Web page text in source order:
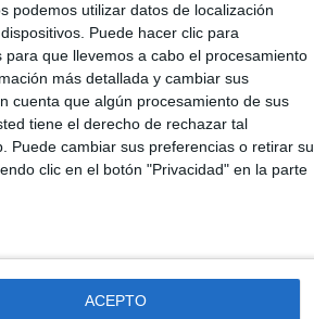
podemos utilizar datos de localización
Puede hacer clic para
que llevemos a cabo el procesamiento
más detallada y cambiar sus
cuenta que algún procesamiento de sus
tiene el derecho de rechazar tal
Puede cambiar sus preferencias o retirar su
clic en el botón "Privacidad" en la parte
ACEPTO
de denunciar.